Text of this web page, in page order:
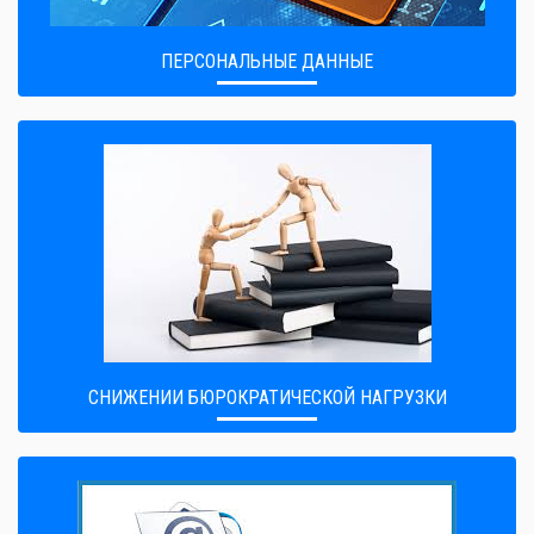
ПЕРСОНАЛЬНЫЕ ДАННЫЕ
CНИЖЕНИИ БЮРОКРАТИЧЕСКОЙ НАГРУЗКИ